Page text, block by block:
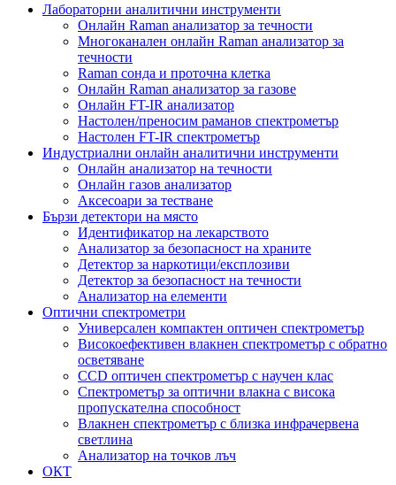
Лабораторни аналитични инструменти
Онлайн Raman анализатор за течности
Многоканален онлайн Raman анализатор за
течности
Raman сонда и проточна клетка
Онлайн Raman анализатор за газове
Онлайн FT-IR анализатор
Настолен/преносим раманов спектрометър
Настолен FT-IR спектрометър
Индустриални онлайн аналитични инструменти
Онлайн анализатор на течности
Онлайн газов анализатор
Аксесоари за тестване
Бързи детектори на място
Идентификатор на лекарството
Анализатор за безопасност на храните
Детектор за наркотици/експлозиви
Детектор за безопасност на течности
Анализатор на елементи
Оптични спектрометри
Универсален компактен оптичен спектрометър
Високоефективен влакнен спектрометър с обратно
осветяване
CCD оптичен спектрометър с научен клас
Спектрометър за оптични влакна с висока
пропускателна способност
Влакнен спектрометър с близка инфрачервена
светлина
Анализатор на точков лъч
ОКТ